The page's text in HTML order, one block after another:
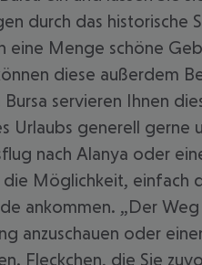
durch das historische
eine Menge schöne
diese außerdem
servieren Ihnen
Urlaubs generell
nach Alanya oder
die Möglichkeit,
ankommen. „Der
anzuschauen oder
Fleckchen, die Sie